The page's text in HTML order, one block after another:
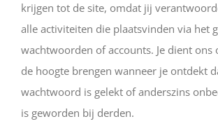
krijgen tot de site, omdat jij
alle activiteiten die plaatsvinden via het
wachtwoorden of accounts. Je dient
de hoogte brengen wanneer je ontdekt
wachtwoord is gelekt of anderszins
is geworden bij derden.